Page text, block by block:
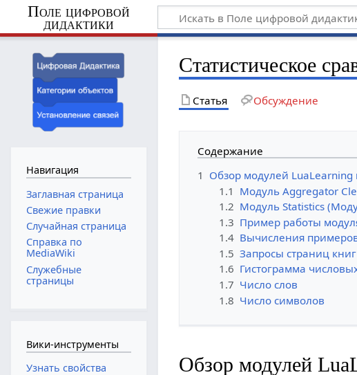
Поле цифровой
дидактики
Статистическое
Статья Обсуждение
Содержание
1 Обзор модулей
1.1 Модуль Aggregator
1.2 Модуль Statistics
1.3 Пример работы
1.4 Вычисления
1.5 Запросы страниц
1.6 Гистограмма
1.7 Число слов
1.8 Число символов
Обзор модулей
Навигация
Заглавная страница
Свежие правки
Случайная страница
Справка по
MediaWiki
Служебные
страницы
Вики-инструменты
Узнать свойства